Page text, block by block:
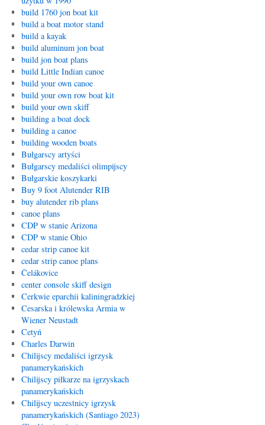
build 1760 jon boat kit
build a boat motor stand
build a kayak
build aluminum jon boat
build jon boat plans
build Little Indian canoe
build your own canoe
build your own row boat kit
build your own skiff
building a boat dock
building a canoe
building wooden boats
Bułgarscy artyści
Bułgarscy medaliści olimpijscy
Bułgarskie koszykarki
Buy 9 foot Alutender RIB
buy alutender rib plans
canoe plans
CDP w stanie Arizona
CDP w stanie Ohio
cedar strip canoe kit
cedar strip canoe plans
Čelákovice
center console skiff design
Cerkwie eparchii kaliningradzkiej
Cesarska i królewska Armia w
Wiener Neustadt
Cetyń
Charles Darwin
Chilijscy medaliści igrzysk
panamerykańskich
Chilijscy piłkarze na igrzyskach
panamerykańskich
Chilijscy uczestnicy igrzysk
panamerykańskich (Santiago 2023)